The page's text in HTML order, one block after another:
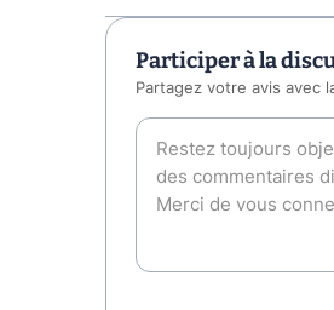
Participer à la
Partagez votre avis avec